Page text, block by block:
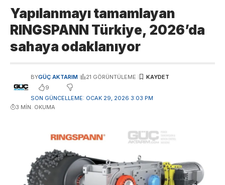
Yapılanmayı tamamlayan
RINGSPANN Türkiye, 2026’da
sahaya odaklanıyor
SON GÜNCELLEME: OCAK 29, 2026 3:03 PM
BYGÜÇ AKTARIM
21 GÖRÜNTÜLEME
9
3 MIN. OKUMA